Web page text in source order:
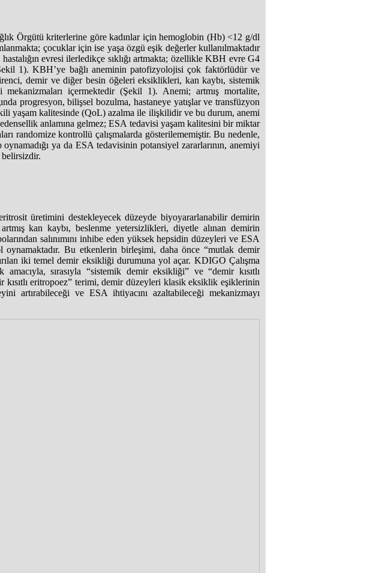
Örgütü kriterlerine göre kadınlar için hemoglobin (Hb) <12 g/dl
çocuklar için ise yaşa özgü eşik değerler kullanılmaktadır
evresi ilerledikçe sıklığı artmakta; özellikle KBH evre G4
1). KBH’ye bağlı aneminin patofizyolojisi çok faktörlüdür ve
demir ve diğer besin öğeleri eksiklikleri, kan kaybı, sistemik
içermektedir (Şekil 1). Anemi; artmış mortalite,
progresyon, bilişsel bozulma, hastaneye yatışlar ve transfüzyon
yaşam kalitesinde (QoL) azalma ile ilişkilidir ve bu durum, anemi
anlamına gelmez; ESA tedavisi yaşam kalitesini bir miktar
randomize kontrollü çalışmalarda gösterilememiştir. Bu nedenle,
ya da ESA tedavisinin potansiyel zararlarının, anemiyi
belirsizdir.
üretimini destekleyecek düzeyde biyoyararlanabilir demirin
kan kaybı, beslenme yetersizlikleri, diyetle alınan demirin
salınımını inhibe eden yüksek hepsidin düzeyleri ve ESA
oynamaktadır. Bu etkenlerin birleşimi, daha önce “mutlak demir
iki temel demir eksikliği durumuna yol açar. KDIGO Çalışma
sırasıyla “sistemik demir eksikliği” ve “demir kısıtlı
kısıtlı eritropoez” terimi, demir düzeyleri klasik eksiklik eşiklerinin
artırabileceği ve ESA ihtiyacını azaltabileceği mekanizmayı